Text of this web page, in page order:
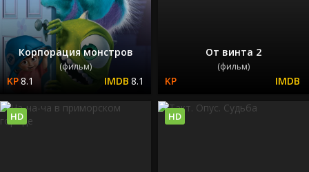
Корпорация монстров
(фильм)
8.1 8.1
От винта 2
(фильм)
HD HD